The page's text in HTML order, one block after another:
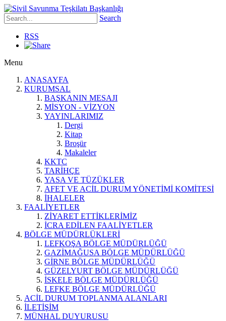
Search
RSS
Menu
ANASAYFA
KURUMSAL
BAŞKANIN MESAJI
MİSYON - VİZYON
YAYINLARIMIZ
Dergi
Kitap
Broşür
Makaleler
KKTC
TARİHÇE
YASA VE TÜZÜKLER
AFET VE ACİL DURUM YÖNETİMİ KOMİTESİ
İHALELER
FAALİYETLER
ZİYARET ETTİKLERİMİZ
İCRA EDİLEN FAALİYETLER
BÖLGE MÜDÜRLÜKLERİ
LEFKOŞA BÖLGE MÜDÜRLÜĞÜ
GAZİMAĞUSA BÖLGE MÜDÜRLÜĞÜ
GİRNE BÖLGE MÜDÜRLÜĞÜ
GÜZELYURT BÖLGE MÜDÜRLÜĞÜ
İSKELE BÖLGE MÜDÜRLÜĞÜ
LEFKE BÖLGE MÜDÜRLÜĞÜ
ACİL DURUM TOPLANMA ALANLARI
İLETİŞİM
MÜNHAL DUYURUSU